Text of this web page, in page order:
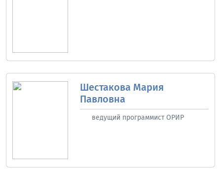
Шестакова Мария
Павловна
ведущий программист ОРИР